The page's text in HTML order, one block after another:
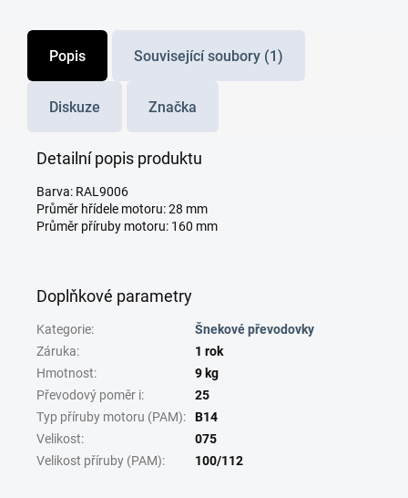
Popis Související soubory (1)
Diskuze Značka
Detailní popis produktu
Barva: RAL9006
Průměr hřídele motoru: 28 mm
Průměr příruby motoru: 160 mm
Doplňkové parametry
Kategorie:
Šnekové převodovky
Záruka:
1 rok
Hmotnost:
9 kg
Převodový poměr i:
25
Typ příruby motoru (PAM):
B14
Velikost:
075
Velikost příruby (PAM): 100/112